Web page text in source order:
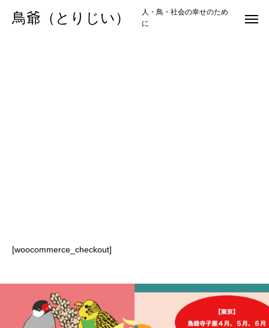
鳥爺（とりじい）
人・鳥・社会の幸せのため
に
[woocommerce_checkout]